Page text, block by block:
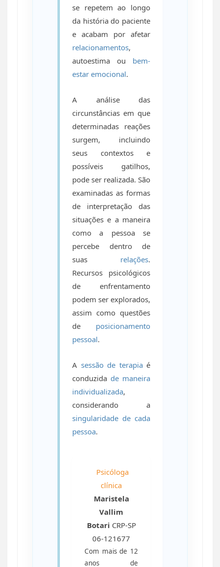
se repetem ao longo
da história do paciente
e acabam por afetar
relacionamentos,
autoestima ou bem-
estar emocional.
A análise das
circunstâncias em que
determinadas reações
surgem, incluindo
seus contextos e
possíveis gatilhos,
pode ser realizada. São
examinadas as formas
de interpretação das
situações e a maneira
como a pessoa se
percebe dentro de
suas relações.
Recursos psicológicos
de enfrentamento
podem ser explorados,
assim como questões
de posicionamento
pessoal.
A sessão de terapiaé
conduzida de maneira
individualizada,
considerando a
singularidade de cada
pessoa.
Psicóloga
clínica
Maristela
Vallim
Botari CRP-SP
06-121677
Com mais de 12
anos de